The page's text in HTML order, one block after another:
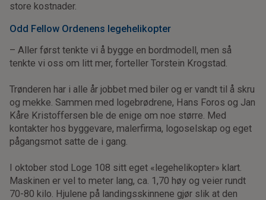
store kostnader.
Odd Fellow Ordenens legehelikopter
– Aller først tenkte vi å bygge en bordmodell, men så
tenkte vi oss om litt mer, forteller Torstein Krogstad.
Trønderen har i alle år jobbet med biler og er vandt til å skru
og mekke. Sammen med logebrødrene, Hans Foros og Jan
Kåre Kristoffersen ble de enige om noe større. Med
kontakter hos byggevare, malerfirma, logoselskap og eget
pågangsmot satte de i gang.
I oktober stod Loge 108 sitt eget «legehelikopter» klart.
Maskinen er vel to meter lang, ca. 1,70 høy og veier rundt
70-80 kilo. Hjulene på landingsskinnene gjør slik at den